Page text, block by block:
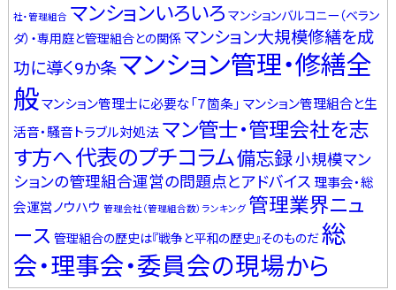
社・管理組合 マンションいろいろ マンションバルコニー（ベラン
ダ）・専用庭と管理組合との関係 マンション大規模修繕を成
功に導く9か条マンション管理・修繕全
般マンション管理士に必要な「７箇条」 マンション管理組合と生
活音・騒音トラブル対処法 マン管士・管理会社を志
す方へ代表のプチコラム備忘録小規模マン
ションの管理組合運営の問題点とアドバイス 理事会・総
会運営ノウハウ 管理会社（管理組合数）ランキング 管理業界ニュ
ース 管理組合の歴史は『戦争と平和の歴史』そのものだ総
会・理事会・委員会の現場から